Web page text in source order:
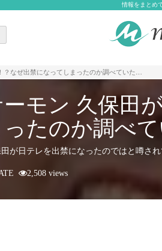
情報をまとめ
なぜ出禁になってしまったのか調べていた…
モン 久保田
たのか調べ
が日テレを出禁になったのではと噂さ
2,508 views